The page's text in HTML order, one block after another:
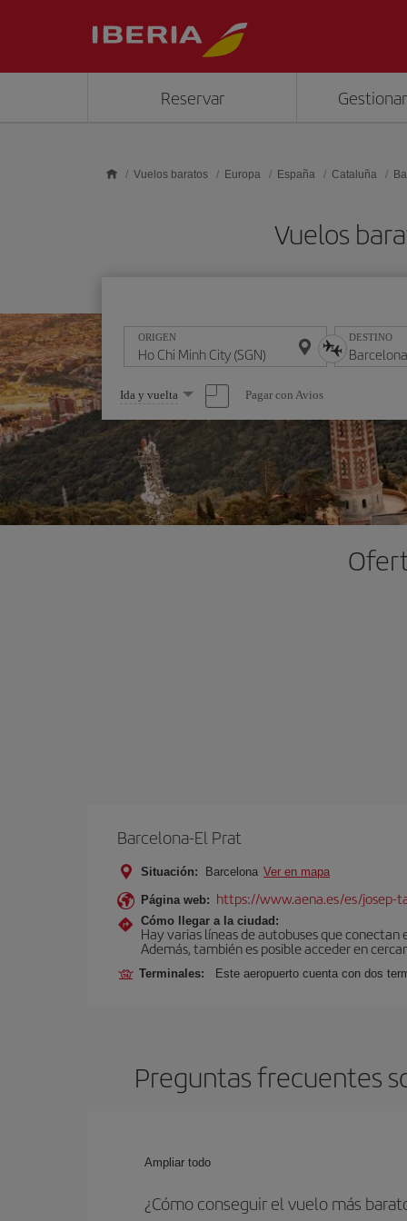
Reservar
Vuelos baratos Europa España Cataluña
Vuelos
ORIGEN DESTINO
Seleccione
una
opción
Ida y vuelta Pagar con Avios
Barcelona-El Prat
Situación: Barcelona Ver en mapa
Página web: https://www.aena.es/es/josep-
Cómo llegar a la ciudad:
Hay varias líneas de autobuses que
Además, también es posible acceder en
Terminales: Este aeropuerto cuenta con dos
Preguntas frecuentes
Ampliar todo
¿Cómo conseguir el vuelo más